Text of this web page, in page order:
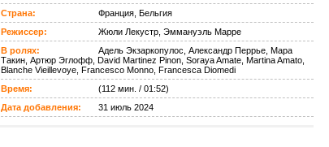
Страна:
Франция, Бельгия
Режиссер:
Жюли Лекустр, Эммануэль Марре
В ролях:
Адель Экзаркопулос, Александр Перрье, Мара
Такин, Артюр Эглофф, David Martinez Pinon, Soraya Amate, Martina Amato,
Blanche Vieillevoye, Francesco Monno, Francesca Diomedi
Время:
(112 мин. / 01:52)
Дата добавления:
31 июль 2024